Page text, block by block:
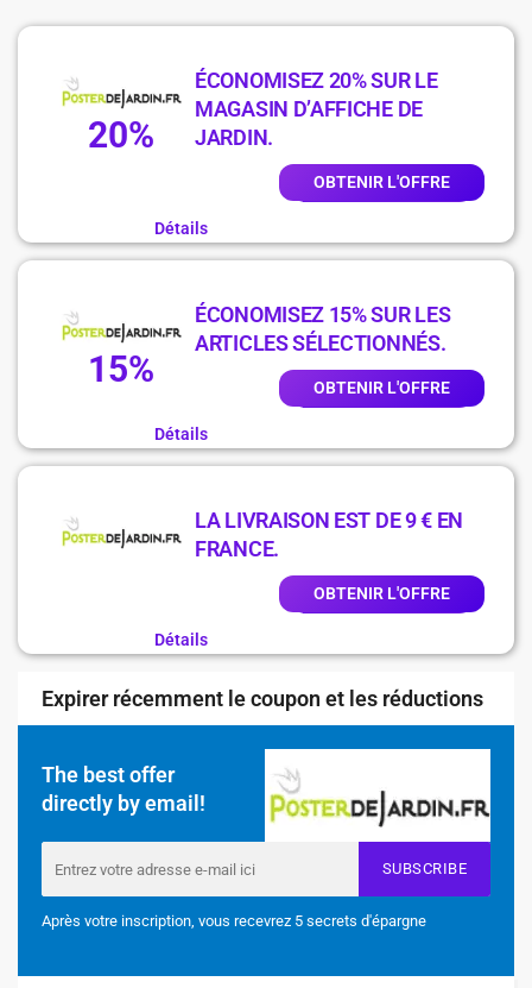
20%
ÉCONOMISEZ 20% SUR LE
MAGASIN D’AFFICHE DE
JARDIN.
OBTENIR L'OFFRE
Détails
15%
ÉCONOMISEZ 15% SUR LES
ARTICLES SÉLECTIONNÉS.
OBTENIR L'OFFRE
Détails
LA LIVRAISON EST DE 9 € EN
FRANCE.
OBTENIR L'OFFRE
Détails
Expirer récemment le coupon et les réductions
The best offer
directly by email!
SUBSCRIBE
Après votre inscription, vous recevrez 5 secrets d'épargne